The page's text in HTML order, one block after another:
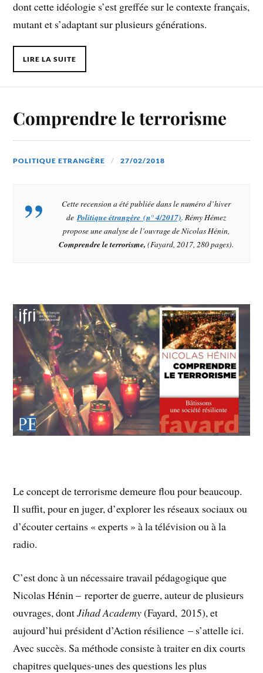
dont cette idéologie s’est greffée sur le contexte français,
mutant et s’adaptant sur plusieurs générations.
LIRE LA SUITE
Comprendre le terrorisme
POLITIQUE ETRANGÈRE 27/02/2018
Cette recension a été publiée dans le numéro d’hiver
de Politique étrangère (n° 4/2017). Rémy Hémez
propose une analyse de l’ouvrage de Nicolas Hénin,
Comprendre le terrorisme, (Fayard, 2017, 280 pages).
Le concept de terrorisme demeure flou pour beaucoup.
Il suffit, pour en juger, d’explorer les réseaux sociaux ou
d’écouter certains « experts » à la télévision ou à la
radio.
C’est donc à un nécessaire travail pédagogique que
Nicolas Hénin – reporter de guerre, auteur de plusieurs
ouvrages, dontJihad Academy(Fayard, 2015), et
aujourd’hui président d’Action résilience – s’attelle ici.
Avec succès. Sa méthode consiste à traiter en dix courts
chapitres quelques-unes des questions les plus